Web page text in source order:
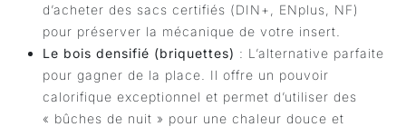
d’acheter des sacs certifiés (DIN+, ENplus, NF)
pour préserver la mécanique de votre insert.
Le bois densifié (briquettes) : L’alternative parfaite
pour gagner de la place. Il offre un pouvoir
calorifique exceptionnel et permet d’utiliser des
« bûches de nuit » pour une chaleur douce et